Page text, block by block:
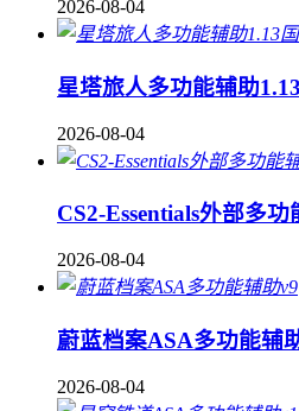
2026-08-04
星塔旅人多功能辅助
2026-08-04
CS2-Essentials外部多功
2026-08-04
蔚蓝档案ASA多功能辅
2026-08-04